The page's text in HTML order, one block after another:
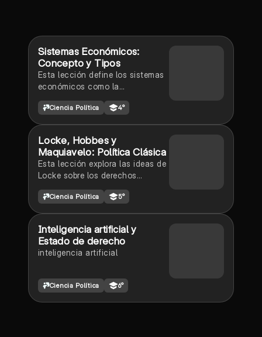
Sistemas Económicos:
Concepto y Tipos
Esta lección define los sistemas
económicos como la
un país, explicando su propósito
de regular las actividades
preguntas fundamentales sobre
producción, distribución y
consumo.
Ciencia Política 4°
Locke, Hobbes y
Maquiavelo: Política Clásica
Esta lección explora las ideas de
Locke sobre los derechos
el papel del parlamento, junto
con las perspectivas de Hobbes y
Ciencia Política 5°
Inteligencia artificial y
Estado de derecho
inteligencia artificial
Ciencia Política 6°